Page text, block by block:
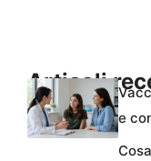
Articoli
e